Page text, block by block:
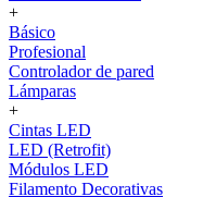
+
Básico
Profesional
Controlador de pared
Lámparas
+
Cintas LED
LED (Retrofit)
Módulos LED
Filamento Decorativas